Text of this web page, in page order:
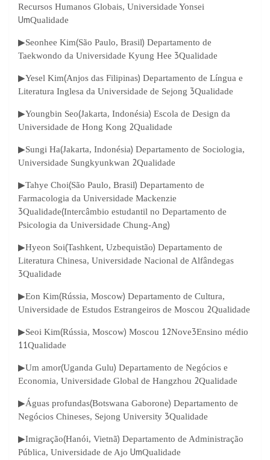
Recursos Humanos Globais, Universidade Yonsei
UmQualidade
▶Seonhee Kim(São Paulo, Brasil) Departamento de
Taekwondo da Universidade Kyung Hee 3Qualidade
▶Yesel Kim(Anjos das Filipinas) Departamento de Língua e
Literatura Inglesa da Universidade de Sejong 3Qualidade
▶Youngbin Seo(Jakarta, Indonésia) Escola de Design da
Universidade de Hong Kong 2Qualidade
▶Sungi Ha(Jakarta, Indonésia) Departamento de Sociologia,
Universidade Sungkyunkwan 2Qualidade
▶Tahye Choi(São Paulo, Brasil) Departamento de
Farmacologia da Universidade Mackenzie
3Qualidade(Intercâmbio estudantil no Departamento de
Psicologia da Universidade Chung-Ang)
▶Hyeon Soi(Tashkent, Uzbequistão) Departamento de
Literatura Chinesa, Universidade Nacional de Alfândegas
3Qualidade
▶Eon Kim(Rússia, Moscow) Departamento de Cultura,
Universidade de Estudos Estrangeiros de Moscou 2Qualidade
▶Seoi Kim(Rússia, Moscow) Moscou 12Nove3Ensino médio
11Qualidade
▶Um amor(Uganda Gulu) Departamento de Negócios e
Economia, Universidade Global de Hangzhou 2Qualidade
▶Águas profundas(Botswana Gaborone) Departamento de
Negócios Chineses, Sejong University 3Qualidade
▶Imigração(Hanói, Vietnã) Departamento de Administração
Pública, Universidade de Ajo UmQualidade